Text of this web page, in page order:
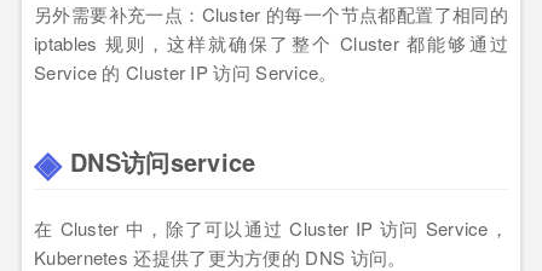
另外需要补充一点：Cluster 的每一个节点都配置了相同的
iptables 规则，这样就确保了整个 Cluster 都能够通过
Service 的 Cluster IP 访问 Service。
DNS访问service
在 Cluster 中，除了可以通过 Cluster IP 访问 Service，
Kubernetes 还提供了更为方便的 DNS 访问。